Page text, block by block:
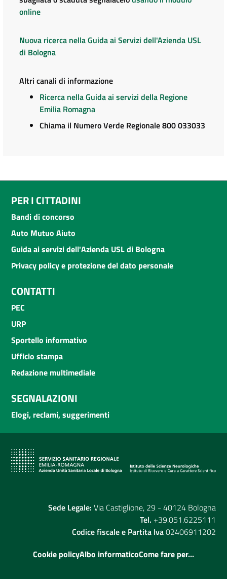
online
Nuova ricerca nella Guida ai Servizi dell'Azienda USL
di Bologna
Altri canali di informazione
Ricerca nella Guida ai servizi della Regione
Emilia Romagna
Chiama il Numero Verde Regionale 800 033033
PER I CITTADINI
Bandi di concorso
Auto Mutuo Aiuto
Guida ai servizi dell'Azienda USL di Bologna
Privacy policy e protezione del dato personale
CONTATTI
PEC
URP
Sportello informativo
Ufficio stampa
Redazione multimediale
SEGNALAZIONI
Elogi, reclami, suggerimenti
Sede Legale: Via Castiglione, 29 - 40124 Bologna
Tel. +39.051.6225111
Codice fiscale e Partita Iva02406911202
Cookie policyAlbo informaticoCome fare per...